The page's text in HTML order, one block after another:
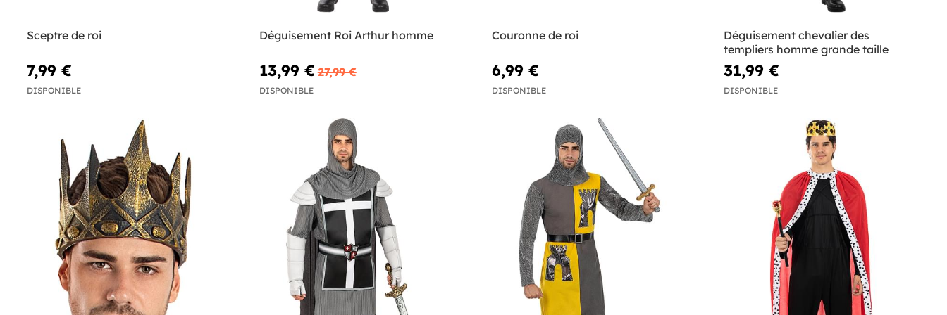
Sceptre de roi
7,99 €
DISPONIBLE
Déguisement Roi Arthur homme
13,99 € 27,99 €
DISPONIBLE
Couronne de roi
6,99 €
DISPONIBLE
Déguisement chevalier des
templiers homme grande taille
31,99 €
DISPONIBLE